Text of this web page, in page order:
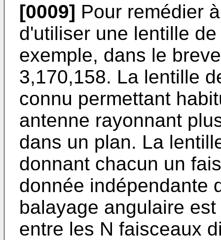
[0009] Pour remédier
d'utiliser une lentille
exemple, dans le
3,170,158. La lentille
connu permettant
antenne rayonnant
dans un plan. La
donnant chacun un
donnée indépendante
balayage angulaire
entre les N faisceaux